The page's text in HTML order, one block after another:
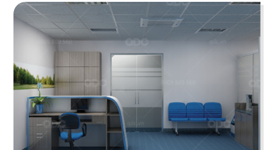
THE SAND ENTERTAINMENT
Không gian làm việc của diễn viên Trương Minh
Cường (Lật mặt 7) được thiết kế theo phong
cách hiện đại pha trộn "bố già"...